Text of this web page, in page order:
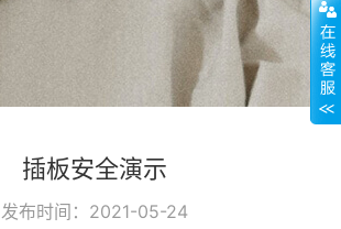
插板安全演示
发布时间：2021-05-24